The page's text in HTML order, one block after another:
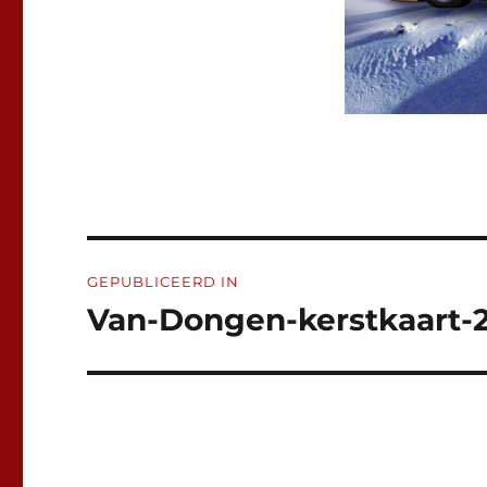
navigatie
GEPUBLICEERD IN
Van-Dongen-kerstkaart-